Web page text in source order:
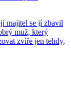
majitel se jí zbavil
muž, který
zvíře jen tehdy,